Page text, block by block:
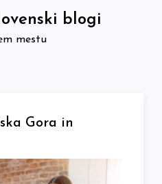
blogi
mestu
Gora in